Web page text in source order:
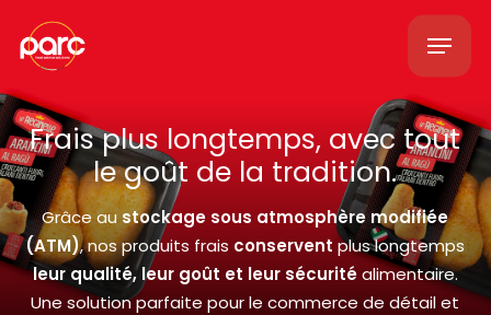
main
content
Menu
Frais plus longtemps, avec tout
le goût de la tradition.
Grâce austockage sous atmosphère modifiée
(ATM), nos produits frais conservent plus longtemps
leur qualité, leur goût et leur sécuritéalimentaire.
Une solution parfaite pour le commerce de détail et